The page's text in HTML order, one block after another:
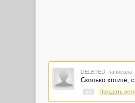
DELETED написала
Сколько хотите,
#3 Показать